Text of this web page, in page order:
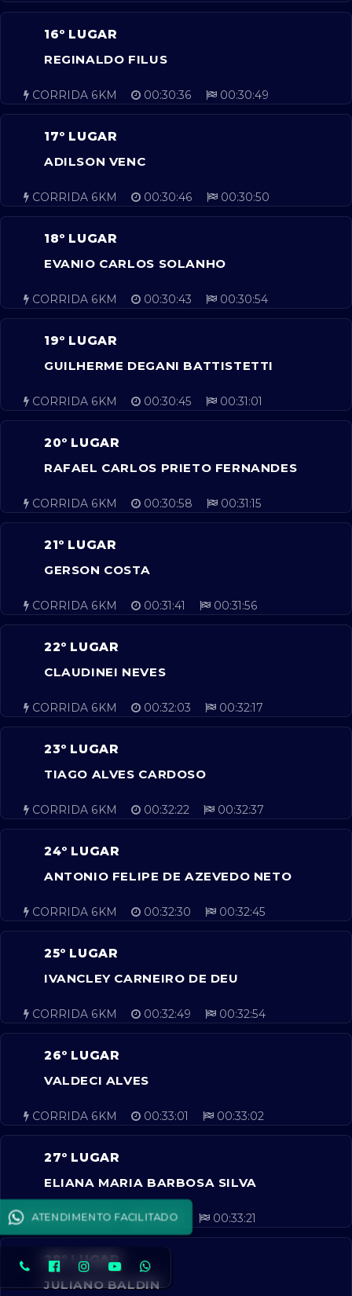
16º LUGAR
REGINALDO FILUS
CORRIDA 6KM 00:30:36 00:30:49
17º LUGAR
ADILSON VENC
CORRIDA 6KM 00:30:46 00:30:50
18º LUGAR
EVANIO CARLOS SOLANHO
CORRIDA 6KM 00:30:43 00:30:54
19º LUGAR
GUILHERME DEGANI BATTISTETTI
CORRIDA 6KM 00:30:45 00:31:01
20º LUGAR
RAFAEL CARLOS PRIETO FERNANDES
CORRIDA 6KM 00:30:58 00:31:15
21º LUGAR
GERSON COSTA
CORRIDA 6KM 00:31:41 00:31:56
22º LUGAR
CLAUDINEI NEVES
CORRIDA 6KM 00:32:03 00:32:17
23º LUGAR
TIAGO ALVES CARDOSO
CORRIDA 6KM 00:32:22 00:32:37
24º LUGAR
ANTONIO FELIPE DE AZEVEDO NETO
CORRIDA 6KM 00:32:30 00:32:45
25º LUGAR
IVANCLEY CARNEIRO DE DEU
CORRIDA 6KM 00:32:49 00:32:54
26º LUGAR
VALDECI ALVES
CORRIDA 6KM 00:33:01 00:33:02
27º LUGAR
ELIANA MARIA BARBOSA SILVA
CORRIDA 6KM 00:33:11 00:33:21
28º LUGAR
JULIANO BALDIN
ATENDIMENTO FACILITADO